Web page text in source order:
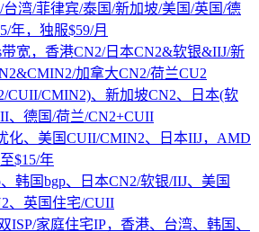
台湾/菲律宾/泰国/新加坡/美国/英国/德
年，独服$59/月
带宽，香港CN2/日本CN2&软银&IIJ/新
加拿大CN2/荷兰CU2
CUII/CMIN2)、新加坡CN2、日本(软
、德国/荷兰/CN2+CUII
化、美国CUII/CMIN2、日本IIJ，AMD
$15/年
韩国bgp、日本CN2/软银/IIJ、美国
、英国住宅/CUII
ISP/家庭住宅IP，香港、台湾、韩国、